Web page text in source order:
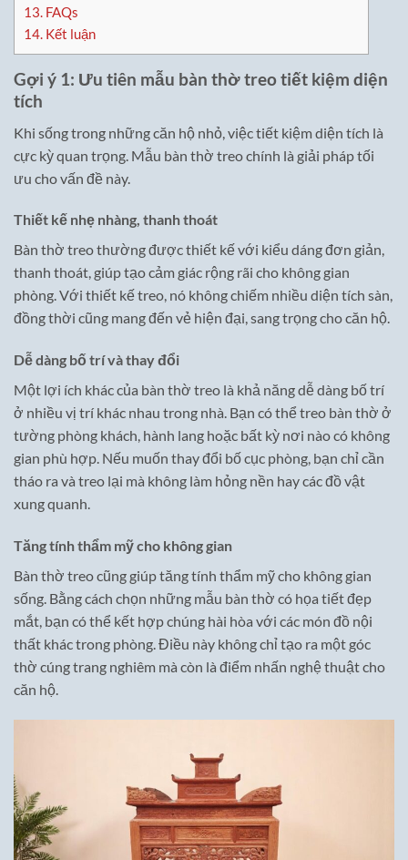
13. FAQs
14. Kết luận
Gợi ý 1: Ưu tiên mẫu bàn thờ treo tiết kiệm diện
tích
Khi sống trong những căn hộ nhỏ, việc tiết kiệm diện tích là
cực kỳ quan trọng. Mẫu bàn thờ treo chính là giải pháp tối
ưu cho vấn đề này.
Thiết kế nhẹ nhàng, thanh thoát
Bàn thờ treo thường được thiết kế với kiểu dáng đơn giản,
thanh thoát, giúp tạo cảm giác rộng rãi cho không gian
phòng. Với thiết kế treo, nó không chiếm nhiều diện tích sàn,
đồng thời cũng mang đến vẻ hiện đại, sang trọng cho căn hộ.
Dễ dàng bố trí và thay đổi
Một lợi ích khác của bàn thờ treo là khả năng dễ dàng bố trí
ở nhiều vị trí khác nhau trong nhà. Bạn có thể treo bàn thờ ở
tường phòng khách, hành lang hoặc bất kỳ nơi nào có không
gian phù hợp. Nếu muốn thay đổi bố cục phòng, bạn chỉ cần
tháo ra và treo lại mà không làm hỏng nền hay các đồ vật
xung quanh.
Tăng tính thẩm mỹ cho không gian
Bàn thờ treo cũng giúp tăng tính thẩm mỹ cho không gian
sống. Bằng cách chọn những mẫu bàn thờ có họa tiết đẹp
mắt, bạn có thể kết hợp chúng hài hòa với các món đồ nội
thất khác trong phòng. Điều này không chỉ tạo ra một góc
thờ cúng trang nghiêm mà còn là điểm nhấn nghệ thuật cho
căn hộ.